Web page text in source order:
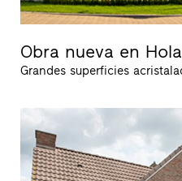
Obra nueva en
Grandes superficies